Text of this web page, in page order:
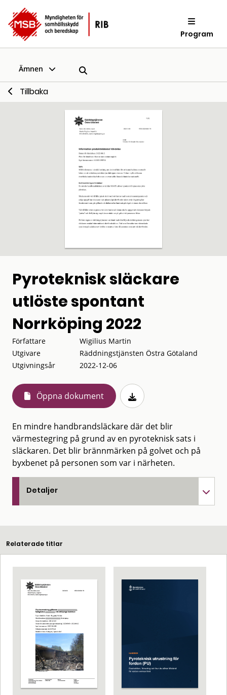
Program
Ämnen
Tillbaka
Pyroteknisk släckare
utlöste spontant
Norrköping 2022
Författare
Wigilius Martin
Utgivare
Räddningstjänsten Östra Götaland
Utgivningsår
2022-12-06
Öppna dokument
En mindre handbrandsläckare där det blir
värmestegring på grund av en pyroteknisk sats i
släckaren. Det blir brännmärken på golvet och på
byxbenet på personen som var i närheten.
Detaljer
Relaterade titlar